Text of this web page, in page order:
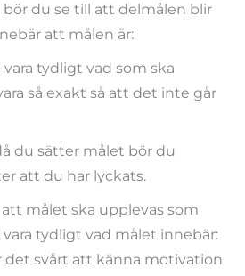
du se till att delmålen blir
att målen är:
vara tydligt vad som ska
så exakt så att det inte går
du sätter målet bör du
att du har lyckats.
att målet ska upplevas som
tydligt vad målet innebär:
det svårt att känna motivation